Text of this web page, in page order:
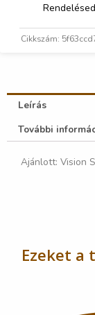
Cikkszám:
Leírás
További
Ajánlott: Vision
Ezeket a